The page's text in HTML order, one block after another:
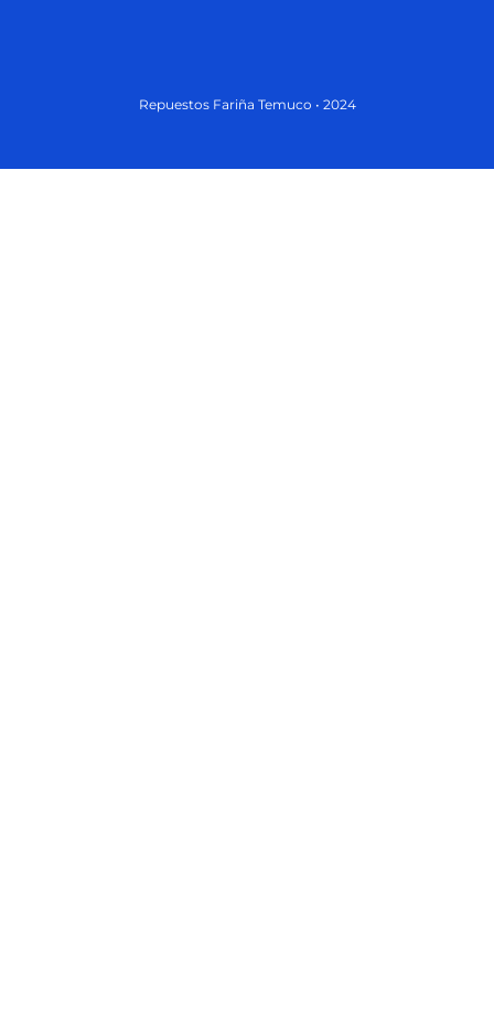
Repuestos Fariña Temuco • 2024